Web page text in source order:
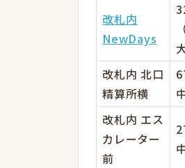
改札内
NewDays
改札内 北口
精算所横
改札内 エス
カレーター
前